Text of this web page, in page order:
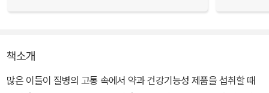
책소개
많은 이들이 질병의 고통 속에서 약과 건강기능성 제품을 섭취할 때